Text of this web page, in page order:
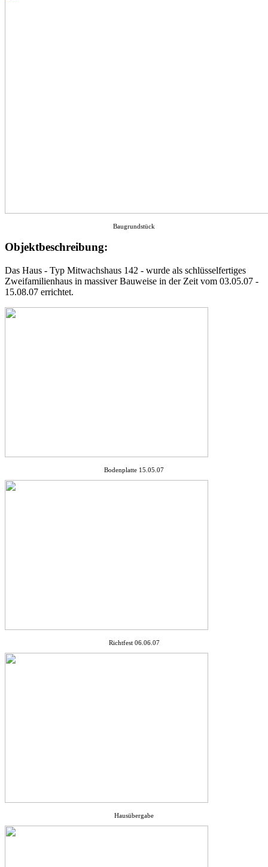
Baugrundstück
Objektbeschreibung:
Das Haus - Typ Mitwachshaus 142 - wurde als schlüsselfertiges
Zweifamilienhaus in massiver Bauweise in der Zeit vom 03.05.07 -
15.08.07 errichtet.
Bodenplatte 15.05.07
Richtfest 06.06.07
Hausübergabe